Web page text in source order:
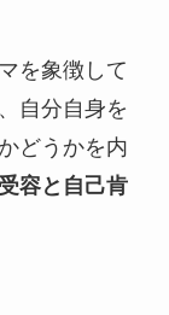
を象徴して
自分自身を
どうかを内
容と自己肯